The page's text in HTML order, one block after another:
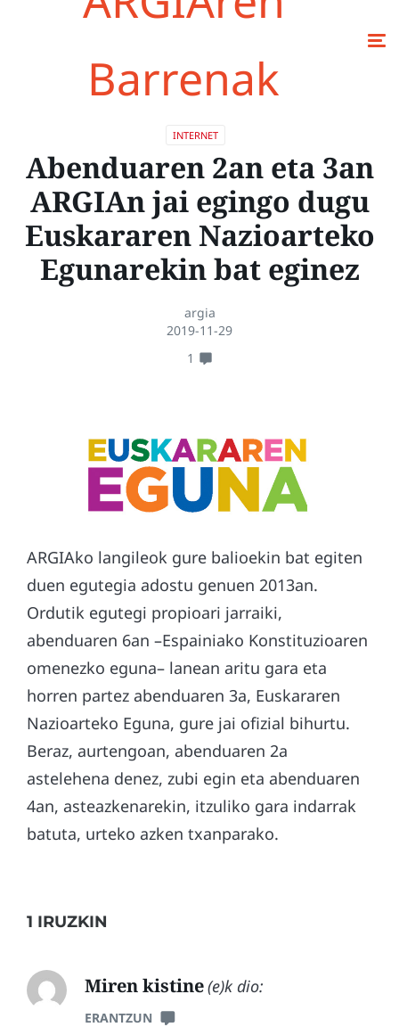
Barrenak
INTERNET
Abenduaren 2an eta 3an
ARGIAn jai egingo dugu
Euskararen Nazioarteko
Egunarekin bat eginez
argia
2019-11-29
1
ARGIAko langileok gure balioekin bat egiten
duen egutegia adostu genuen 2013an.
Ordutik egutegi propioari jarraiki,
abenduaren 6an –Espainiako Konstituzioaren
omenezko eguna– lanean aritu gara eta
horren partez abenduaren 3a, Euskararen
Nazioarteko Eguna, gure jai ofizial bihurtu.
Beraz, aurtengoan, abenduaren 2a
astelehena denez, zubi egin eta abenduaren
4an, asteazkenarekin, itzuliko gara indarrak
batuta, urteko azken txanparako.
1 IRUZKIN
Miren kistine(e)k dio:
ERANTZUN